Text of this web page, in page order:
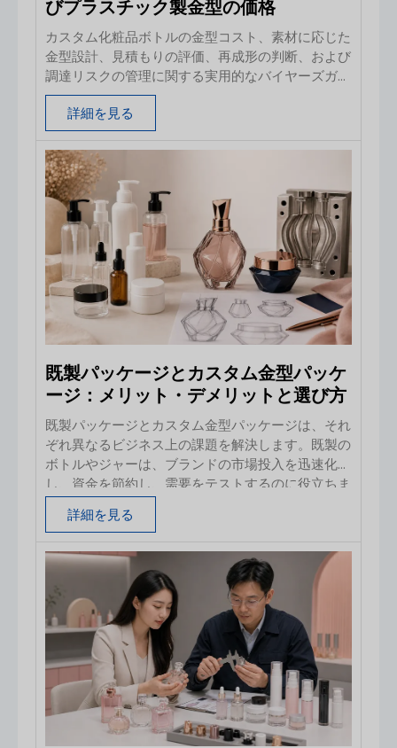
びプラスチック製金型の価格
カスタム化粧品ボトルの金型コスト、素材に応じた
金型設計、見積もりの評価、再成形の判断、および
調達リスクの管理に関する実用的なバイヤーズガイ
ド。.
詳細を見る
既製パッケージとカスタム金型パッケ
ージ：メリット・デメリットと選び方
既製パッケージとカスタム金型パッケージは、それ
ぞれ異なるビジネス上の課題を解決します。既製の
ボトルやジャーは、ブランドの市場投入を迅速化
し、資金を節約し、需要をテストするのに役立ちま
す。一方、カスタム金型は独自の形状や機能を実現
できますが、その一方で、設計作業、金型への投
伴います。適切な選択は、外観だけで決まることは
ほとんどありません。 輸入業者は、配合、充填ラ
イン、受注予測、発売日、ブランディングのニー
ズ、目標価格、リピート注文計画、そして判断を誤
った場合のコストなどを考慮する必要があります。
本ガイドでは、中国から化粧品パッケージを調達す
るバイヤー向けに、既製パッケージとカスタム金型
パッケージの違い、メリット、材料要件、ロゴの選
択肢、OEMのワークフロー、および調達リスクにつ
いて解説します。既製パッケージは初期開発リスク
詳細を見る